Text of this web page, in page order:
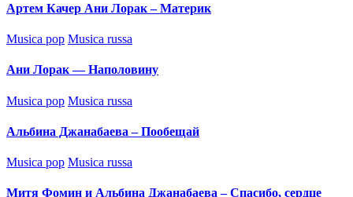
Артем Качер Ани Лорак – Материк
Posted
Musica pop Musica russa
Ани Лорак — Наполовину
Posted
Musica pop Musica russa
Альбина Джанабаева – Пообещай
Posted
Musica pop Musica russa
Митя Фомин и Альбина Джанабаева – Спасибо, сердце